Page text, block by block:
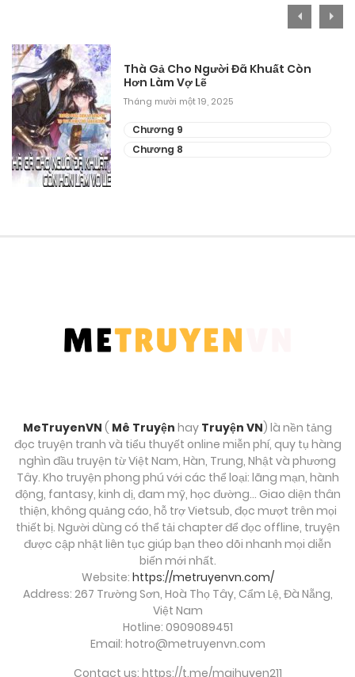
Chương 27
Tháng 9 27, 2025
Chương 26
Tháng 9 27, 2025
Chương 25
Tháng 9 27, 2025
Chương 20
Tháng 9 27, 2025
Chương 19
Tháng 9 27, 2025
Tháng 9 27, 2025
Thà Gả Cho Người Đã Khuất Còn
Hơn Làm Vợ Lẽ
Tháng mười một 19, 2025
Chương 9
Chương 8
MeTruyenVN ( Mê Truyện hay Truyện VN) là nền tảng
đọc truyện tranh và tiểu thuyết online miễn phí, quy tụ hàng
nghìn đầu truyện từ Việt Nam, Hàn, Trung, Nhật và phương
Tây. Kho truyện phong phú với các thể loại: lãng mạn, hành
động, fantasy, kinh dị, đam mỹ, học đường… Giao diện thân
thiện, không quảng cáo, hỗ trợ Vietsub, đọc mượt trên mọi
thiết bị. Người dùng có thể tải chapter để đọc offline, truyện
được cập nhật liên tục giúp bạn theo dõi nhanh mọi diễn
biến mới nhất.
Website: https://metruyenvn.com/
Address: 267 Trường Sơn, Hoà Thọ Tây, Cẩm Lệ, Đà Nẵng,
Việt Nam
Hotline: 0909089451
Email: hotro@metruyenvn.com
Contact us: https://t.me/maihuyen211